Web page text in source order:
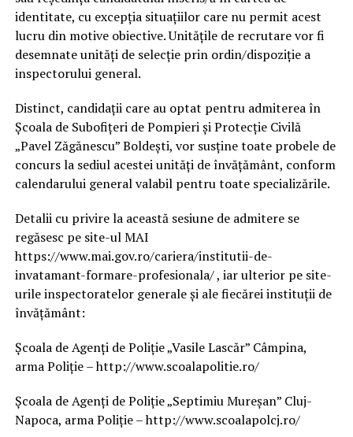
identitate, cu excepția situațiilor care nu permit acest
lucru din motive obiective. Unitățile de recrutare vor fi
desemnate unități de selecție prin ordin/dispoziție a
inspectorului general.
Distinct, candidații care au optat pentru admiterea în
Şcoala de Subofițeri de Pompieri și Protecție Civilă
„Pavel Zăgănescu” Boldești, vor susține toate probele de
concurs la sediul acestei unități de învățământ, conform
calendarului general valabil pentru toate specializările.
Detalii cu privire la această sesiune de admitere se
regăsesc pe site-ul MAI
https://www.mai.gov.ro/cariera/institutii-de-
invatamant-formare-profesionala/ , iar ulterior pe site-
urile inspectoratelor generale și ale fiecărei instituții de
învățământ:
Școala de Agenți de Poliție „Vasile Lascăr” Câmpina,
arma Poliție – http://www.scoalapolitie.ro/
Școala de Agenți de Poliție „Septimiu Mureșan” Cluj-
Napoca, arma Poliție – http://www.scoalapolcj.ro/